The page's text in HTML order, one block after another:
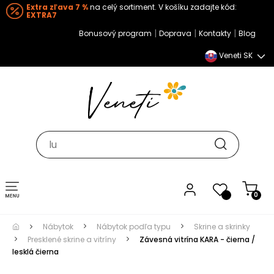
Extra zľava 7 %na celý sortiment. V košíku zadajte kód:
EXTRA7
Bonusový program | Doprava | Kontakty | Blog
Veneti SK
0
Toggle navigation
Nábytok Nábytok podľa typu
Skrine a skrinky
Presklené skrine a vitríny
Závesná vitrína KARA - čierna /
lesklá čierna